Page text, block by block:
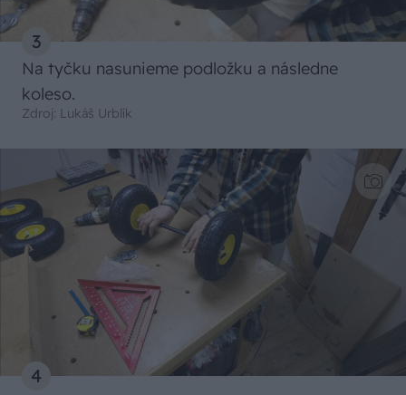
3
Na tyčku nasunieme podložku a následne
koleso.
Zdroj: Lukáš Urblík
4